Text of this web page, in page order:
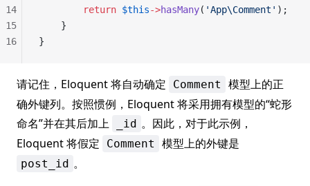
        return
$this->hasMany( 'App\Comment' );
    }
}
14
15
16
请记住，Eloquent 将自动确定 Comment
模型上的正
确外键列。按照惯例，Eloquent 将采用拥有模型的“蛇形
命名”并在其后加上
_id 。因此，对于此示例，
Eloquent 将假定
Comment 模型上的外键是
post_id 。